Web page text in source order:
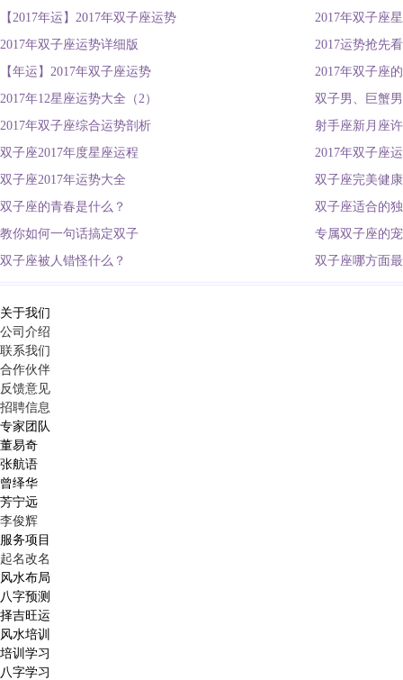
【2017年运】2017年双子座运势
2017年双子座
2017年双子座运势详细版
2017运势抢先
【年运】2017年双子座运势
2017年双子座
2017年12星座运势大全（2）
双子男、巨蟹
2017年双子座综合运势剖析
射手座新月座
双子座2017年度星座运程
2017年双子座
双子座2017年运势大全
双子座完美健
双子座的青春是什么？
双子座适合的
教你如何一句话搞定双子
专属双子座的
双子座被人错怪什么？
双子座哪方面
关于我们
公司介绍
联系我们
合作伙伴
反馈意见
招聘信息
专家团队
董易奇
张航语
曾绎华
芳宁远
李俊辉
服务项目
起名改名
风水布局
八字预测
择吉旺运
风水培训
培训学习
八字学习